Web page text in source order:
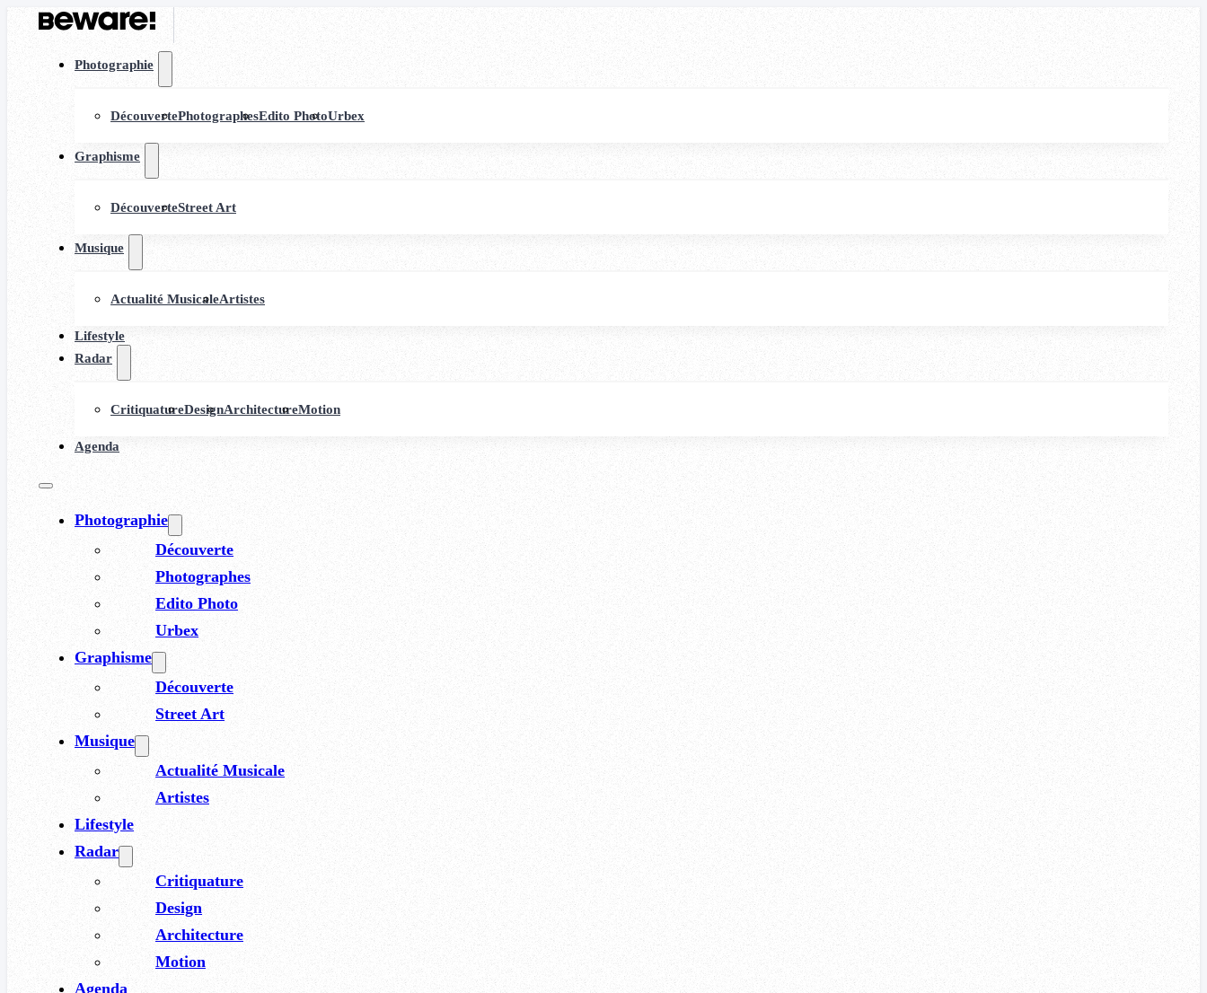
Photographie
DécouvertePhotographesEdito PhotoUrbex
Graphisme
DécouverteStreet Art
Musique
Actualité MusicaleArtistes
Lifestyle
Radar
CritiquatureDesignArchitectureMotion
Agenda
Photographie
Découverte
Photographes
Edito Photo
Urbex
Graphisme
Découverte
Street Art
Musique
Actualité Musicale
Artistes
Lifestyle
Radar
Critiquature
Design
Architecture
Motion
Agenda